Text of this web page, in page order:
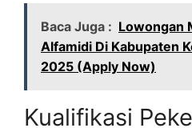
Baca Juga : Lowongan
Alfamidi Di Kabupaten
2025 (Apply Now)
Kualifikasi